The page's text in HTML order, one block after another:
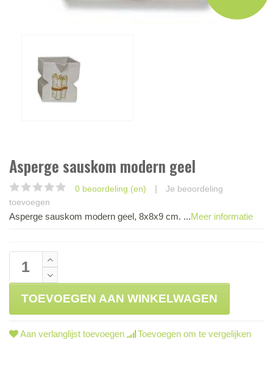
Asperge sauskom modern geel
0 beoordeling (en) |
Je beoordeling
toevoegen
Asperge sauskom modern geel, 8x8x9 cm. ...Meer informatie
TOEVOEGEN AAN WINKELWAGEN
Aan verlanglijst toevoegen Toevoegen om te vergelijken